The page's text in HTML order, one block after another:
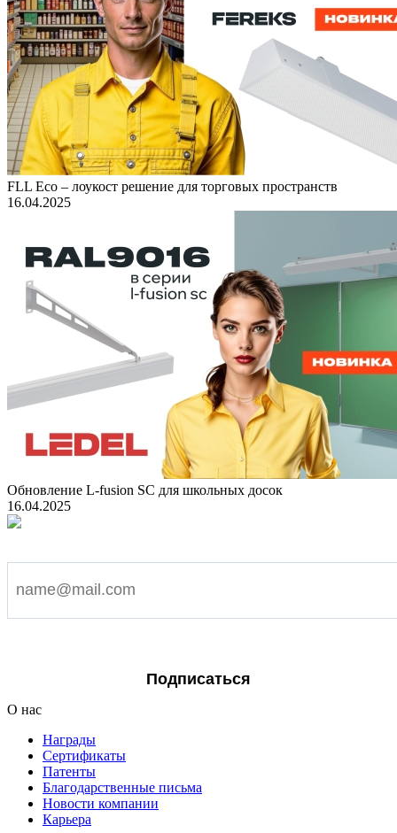
FLL Eco – лоукост решение для торговых пространств
16.04.2025
Обновление L-fusion SC для школьных досок
16.04.2025
Подписаться
О нас
Награды
Сертификаты
Патенты
Благодарственные письма
Новости компании
Карьера